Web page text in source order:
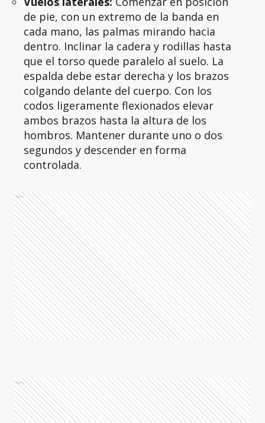
de pie, con un extremo de la banda en
cada mano, las palmas mirando hacia
dentro. Inclinar la cadera y rodillas hasta
que el torso quede paralelo al suelo. La
espalda debe estar derecha y los brazos
colgando delante del cuerpo. Con los
codos ligeramente flexionados elevar
ambos brazos hasta la altura de los
hombros. Mantener durante uno o dos
segundos y descender en forma
controlada.
Ads
Ads